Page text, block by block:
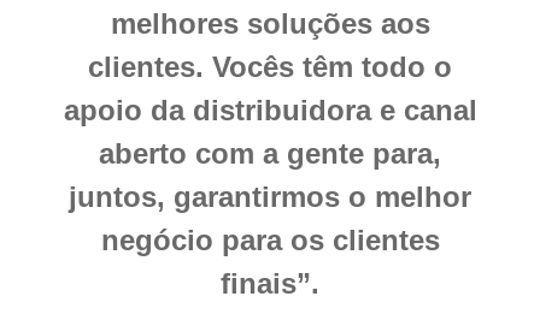
melhores soluções aos
clientes. Vocês têm todo o
apoio da distribuidora e canal
aberto com a gente para,
juntos, garantirmos o melhor
negócio para os clientes
finais”.